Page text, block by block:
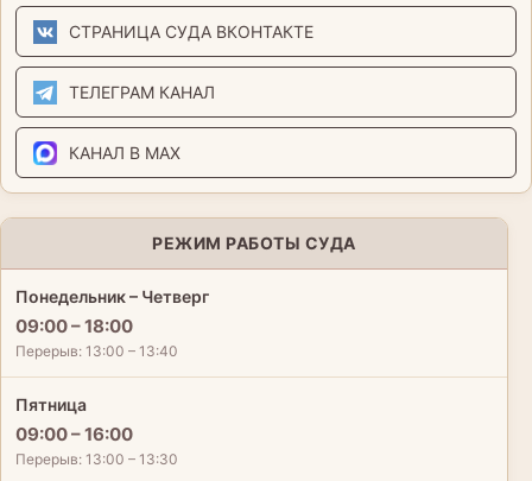
СТРАНИЦА СУДА ВКОНТАКТЕ
ТЕЛЕГРАМ КАНАЛ
КАНАЛ В MAX
РЕЖИМ РАБОТЫ СУДА
Понедельник – Четверг
09:00 – 18:00
Перерыв: 13:00 – 13:40
Пятница
09:00 – 16:00
Перерыв: 13:00 – 13:30